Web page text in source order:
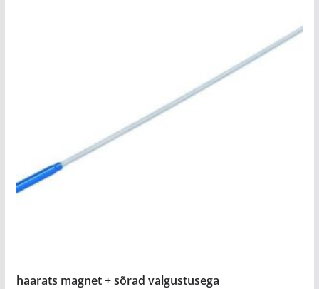
haarats magnet + sõrad valgustusega